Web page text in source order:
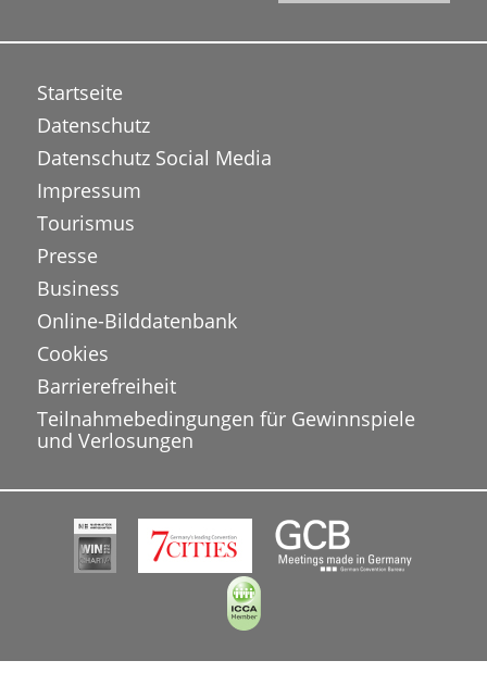
Startseite
Datenschutz
Datenschutz Social Media
Impressum
Tourismus
Presse
Business
Online-Bilddatenbank
Cookies
Barrierefreiheit
Teilnahmebedingungen für Gewinnspiele
und Verlosungen